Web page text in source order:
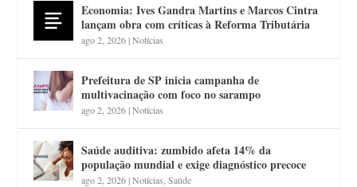
Economia: Ives Gandra Martins e Marcos Cintra
lançam obra com críticas à Reforma Tributária
ago 2, 2026|Notícias
Prefeitura de SP inicia campanha de
multivacinação com foco no sarampo
ago 2, 2026|Notícias
Saúde auditiva: zumbido afeta 14% da
população mundial e exige diagnóstico precoce
ago 2, 2026|Notícias ,Saúde